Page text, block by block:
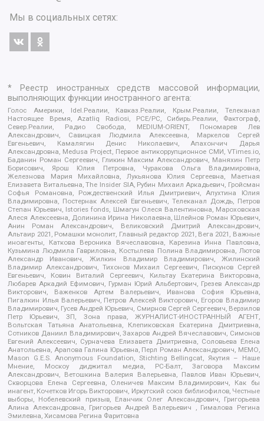
Мы в социальных сетях:
* Реестр иностранных средств массовой информации,
выполняющих функции иностранного агента:
Голос Америки, Idel.Реалии, Кавказ.Реалии, Крым.Реалии, Телеканал
Настоящее Время, Azatliq Radiosi, PCE/PC, Сибирь.Реалии, Фактограф,
Север.Реалии, Радио Свобода, MEDIUM-ORIENT, Пономарев Лев
Александрович, Савицкая Людмила Алексеевна, Маркелов Сергей
Евгеньевич, Камалягин Денис Николаевич, Апахончич Дарья
Александровна, Medusa Project, Первое антикоррупционное СМИ, VTimes.io,
Баданин Роман Сергеевич, Гликин Максим Александрович, Маняхин Петр
Борисович, Ярош Юлия Петровна, Чуракова Ольга Владимировна,
Железнова Мария Михайловна, Лукьянова Юлия Сергеевна, Маетная
Елизавета Витальевна, The Insider SIA, Рубин Михаил Аркадьевич, Гройсман
Софья Романовна, Рождественский Илья Дмитриевич, Апухтина Юлия
Владимировна, Постернак Алексей Евгеньевич, Телеканал Дождь, Петров
Степан Юрьевич, Istories fonds, Шмагун Олеся Валентиновна, Мароховская
Алеся Алексеевна, Долинина Ирина Николаевна, Шлейнов Роман Юрьевич,
Анин Роман Александрович, Великовский Дмитрий Александрович,
Альтаир 2021, Ромашки монолит, Главный редактор 2021, Вега 2021, Важные
иноагенты, Каткова Вероника Вячеславовна, Карезина Инна Павловна,
Кузьмина Людмила Гавриловна, Костылева Полина Владимировна, Лютов
Александр Иванович, Жилкин Владимир Владимирович, Жилинский
Владимир Александрович, Тихонов Михаил Сергеевич, Пискунов Сергей
Евгеньевич, Ковин Виталий Сергеевич, Кильтау Екатерина Викторовна,
Любарев Аркадий Ефимович, Гурман Юрий Альбертович, Грезев Александр
Викторович, Важенков Артем Валерьевич, Иванова София Юрьевна,
Пигалкин Илья Валерьевич, Петров Алексей Викторович, Егоров Владимир
Владимирович, Гусев Андрей Юрьевич, Смирнов Сергей Сергеевич, Верзилов
Петр Юрьевич, ЗП, Зона права, ЖУРНАЛИСТ-ИНОСТРАННЫЙ АГЕНТ,
Вольтская Татьяна Анатольевна, Клепиковская Екатерина Дмитриевна,
Сотников Даниил Владимирович, Захаров Андрей Вячеславович, Симонов
Евгений Алексеевич, Сурначева Елизавета Дмитриевна, Соловьева Елена
Анатольевна, Арапова Галина Юрьевна, Перл Роман Александрович, МЕМО,
Mason G.E.S. Anonymous Foundation, Stichting Bellingcat, Якутия – Наше
Мнение, Москоу диджитал медиа, РС-Балт, Заговора Максим
Александрович, Ветошкина Валерия Валерьевна, Павлов Иван Юрьевич,
Скворцова Елена Сергеевна, Оленичев Максим Владимирович, Как бы
инагент, Кочетков Игорь Викторович, Иркутский союз библиофилов, Честные
выборы, Нобелевский призыв, Еланчик Олег Александрович, Григорьева
Алина Александровна, Григорьев Андрей Валерьевич , Гималова Регина
Эмилевна, Хисамова Регина Фаритовна